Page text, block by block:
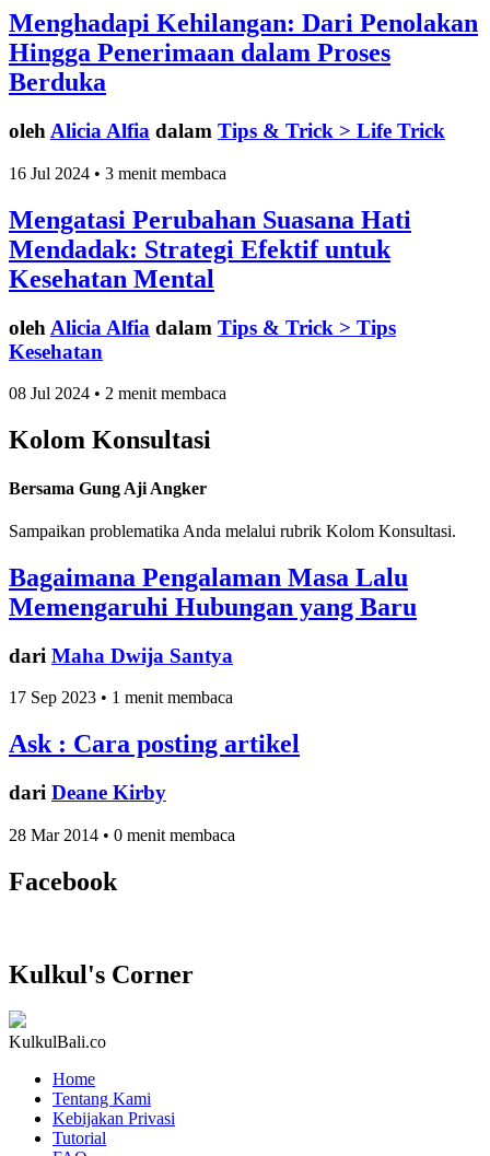
Menghadapi Kehilangan: Dari Penolakan
Hingga Penerimaan dalam Proses
Berduka
oleh Alicia Alfia dalam Tips & Trick > Life Trick
16 Jul 2024 • 3 menit membaca
Mengatasi Perubahan Suasana Hati
Mendadak: Strategi Efektif untuk
Kesehatan Mental
oleh Alicia Alfia dalam Tips & Trick > Tips
Kesehatan
08 Jul 2024 • 2 menit membaca
Kolom Konsultasi
Bersama Gung Aji Angker
Sampaikan problematika Anda melalui rubrik Kolom Konsultasi.
Bagaimana Pengalaman Masa Lalu
Memengaruhi Hubungan yang Baru
dari Maha Dwija Santya
17 Sep 2023 • 1 menit membaca
Ask : Cara posting artikel
dari Deane Kirby
28 Mar 2014 • 0 menit membaca
Facebook
Kulkul's Corner
KulkulBali.co
Home
Tentang Kami
Kebijakan Privasi
Tutorial